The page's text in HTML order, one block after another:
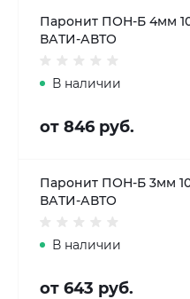
Паронит ПОН-Б 4мм
ВАТИ-АВТО
В наличии
от 846 руб.
Паронит ПОН-Б 3мм
ВАТИ-АВТО
В наличии
от 643 руб.